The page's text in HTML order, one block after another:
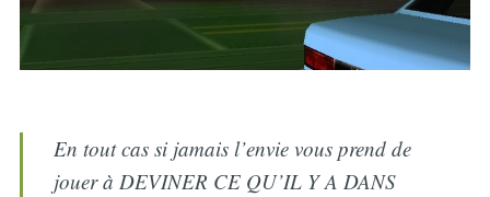
En tout cas si jamais l’envie vous prend de
jouer à DEVINER CE QU’IL Y A DANS